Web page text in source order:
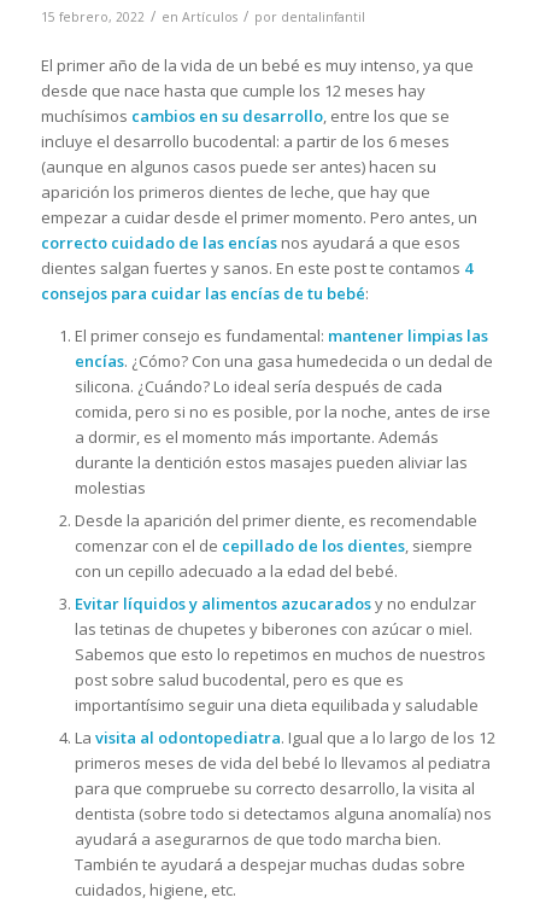
15 febrero, 2022 / en Artículos / por dentalinfantil
El primer año de la vida de un bebé es muy intenso, ya que
desde que nace hasta que cumple los 12 meses hay
muchísimos cambios en su desarrollo, entre los que se
incluye el desarrollo bucodental: a partir de los 6 meses
(aunque en algunos casos puede ser antes) hacen su
aparición los primeros dientes de leche, que hay que
empezar a cuidar desde el primer momento. Pero antes, un
correcto cuidado de las encíasnos ayudará a que esos
dientes salgan fuertes y sanos. En este post te contamos 4
consejos para cuidar las encías de tu bebé:
El primer consejo es fundamental: mantener limpias las
encías. ¿Cómo? Con una gasa humedecida o un dedal de
silicona. ¿Cuándo? Lo ideal sería después de cada
comida, pero si no es posible, por la noche, antes de irse
a dormir, es el momento más importante. Además
durante la dentición estos masajes pueden aliviar las
molestias
Desde la aparición del primer diente, es recomendable
comenzar con el de cepillado de los dientes, siempre
con un cepillo adecuado a la edad del bebé.
Evitar líquidos y alimentos azucaradosy no endulzar
las tetinas de chupetes y biberones con azúcar o miel.
Sabemos que esto lo repetimos en muchos de nuestros
post sobre salud bucodental, pero es que es
importantísimo seguir una dieta equilibada y saludable
La visita al odontopediatra. Igual que a lo largo de los 12
primeros meses de vida del bebé lo llevamos al pediatra
para que compruebe su correcto desarrollo, la visita al
dentista (sobre todo si detectamos alguna anomalía) nos
ayudará a asegurarnos de que todo marcha bien.
También te ayudará a despejar muchas dudas sobre
cuidados, higiene, etc.